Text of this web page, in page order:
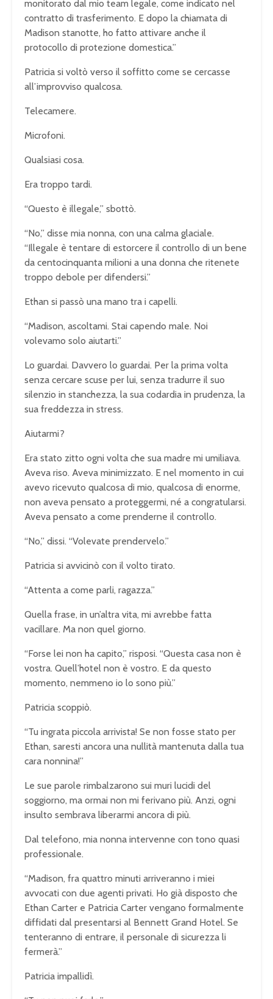
monitorato dal mio team legale, come indicato nel
contratto di trasferimento. E dopo la chiamata di
Madison stanotte, ho fatto attivare anche il
protocollo di protezione domestica.”
Patricia si voltò verso il soffitto come se cercasse
all’improvviso qualcosa.
Telecamere.
Microfoni.
Qualsiasi cosa.
Era troppo tardi.
“Questo è illegale,” sbottò.
“No,” disse mia nonna, con una calma glaciale.
“Illegale è tentare di estorcere il controllo di un bene
da centocinquanta milioni a una donna che ritenete
troppo debole per difendersi.”
Ethan si passò una mano tra i capelli.
“Madison, ascoltami. Stai capendo male. Noi
volevamo solo aiutarti.”
Lo guardai. Davvero lo guardai. Per la prima volta
senza cercare scuse per lui, senza tradurre il suo
silenzio in stanchezza, la sua codardia in prudenza, la
sua freddezza in stress.
Aiutarmi?
Era stato zitto ogni volta che sua madre mi umiliava.
Aveva riso. Aveva minimizzato. E nel momento in cui
avevo ricevuto qualcosa di mio, qualcosa di enorme,
non aveva pensato a proteggermi, né a congratularsi.
Aveva pensato a come prenderne il controllo.
“No,” dissi. “Volevate prendervelo.”
Patricia si avvicinò con il volto tirato.
“Attenta a come parli, ragazza.”
Quella frase, in un’altra vita, mi avrebbe fatta
vacillare. Ma non quel giorno.
“Forse lei non ha capito,” risposi. “Questa casa non è
vostra. Quell’hotel non è vostro. E da questo
momento, nemmeno io lo sono più.”
Patricia scoppiò.
“Tu ingrata piccola arrivista! Se non fosse stato per
Ethan, saresti ancora una nullità mantenuta dalla tua
cara nonnina!”
Le sue parole rimbalzarono sui muri lucidi del
soggiorno, ma ormai non mi ferivano più. Anzi, ogni
insulto sembrava liberarmi ancora di più.
Dal telefono, mia nonna intervenne con tono quasi
professionale.
“Madison, fra quattro minuti arriveranno i miei
avvocati con due agenti privati. Ho già disposto che
Ethan Carter e Patricia Carter vengano formalmente
diffidati dal presentarsi al Bennett Grand Hotel. Se
tenteranno di entrare, il personale di sicurezza li
fermerà.”
Patricia impallidì.